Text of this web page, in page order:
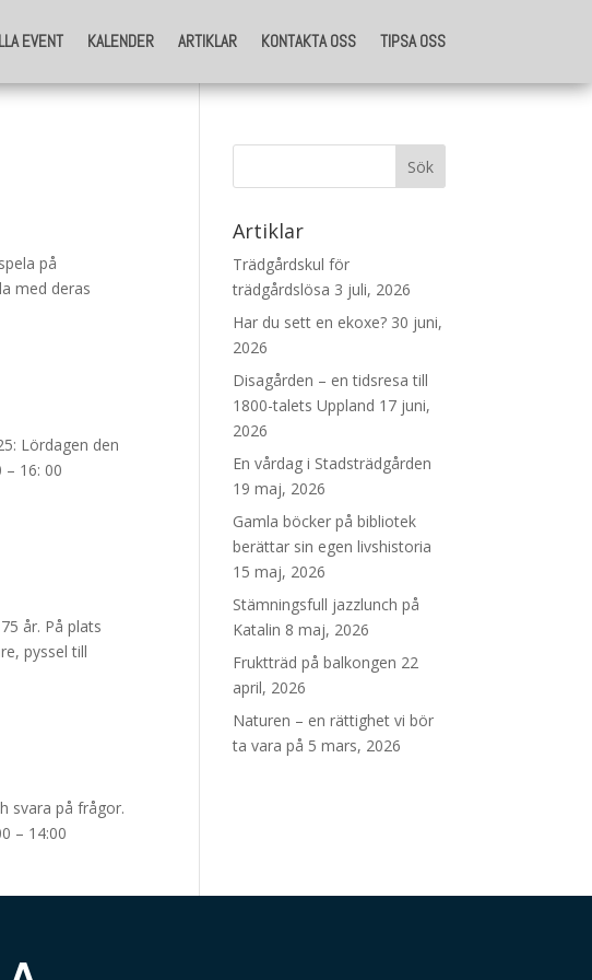
EVENT KALENDER ARTIKLAR KONTAKTA OSS TIPSA OSS
EVENT KALENDER ARTIKLAR KONTAKTA OSS TIPSA OSS
på
med deras
Lördagen den
– 16: 00
år. På plats
pyssel till
svara på frågor.
– 14:00
Artiklar
Trädgårdskul för
trädgårdslösa 3 juli, 2026
Har du sett en ekoxe? 30 juni,
2026
Disagården – en tidsresa till
1800-talets Uppland 17 juni,
2026
En vårdag i Stadsträdgården
19 maj, 2026
Gamla böcker på bibliotek
berättar sin egen livshistoria
15 maj, 2026
Stämningsfull jazzlunch på
Katalin 8 maj, 2026
Fruktträd på balkongen 22
april, 2026
Naturen – en rättighet vi bör
ta vara på 5 mars, 2026